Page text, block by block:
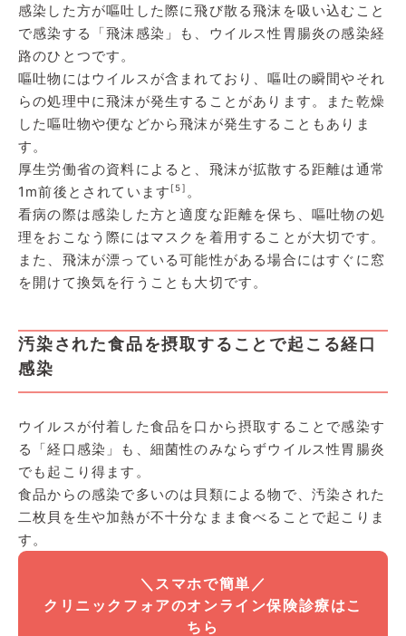
感染した方が嘔吐した際に飛び散る飛沫を吸い込むこと
で感染する「飛沫感染」も、ウイルス性胃腸炎の感染経
路のひとつです。
嘔吐物にはウイルスが含まれており、嘔吐の瞬間やそれ
らの処理中に飛沫が発生することがあります。また乾燥
した嘔吐物や便などから飛沫が発生することもありま
す。
厚生労働省の資料によると、飛沫が拡散する距離は通常
1m前後とされています [5] 。
看病の際は感染した方と適度な距離を保ち、嘔吐物の処
理をおこなう際にはマスクを着用することが大切です。
また、飛沫が漂っている可能性がある場合にはすぐに窓
を開けて換気を行うことも大切です。
汚染された食品を摂取することで起こる経口
感染
ウイルスが付着した食品を口から摂取することで感染す
る「経口感染」も、細菌性のみならずウイルス性胃腸炎
でも起こり得ます。
食品からの感染で多いのは貝類による物で、汚染された
二枚貝を生や加熱が不十分なまま食べることで起こりま
す。
＼ スマホで簡単／
クリニックフォアのオンライン保険診療はこ
ちら